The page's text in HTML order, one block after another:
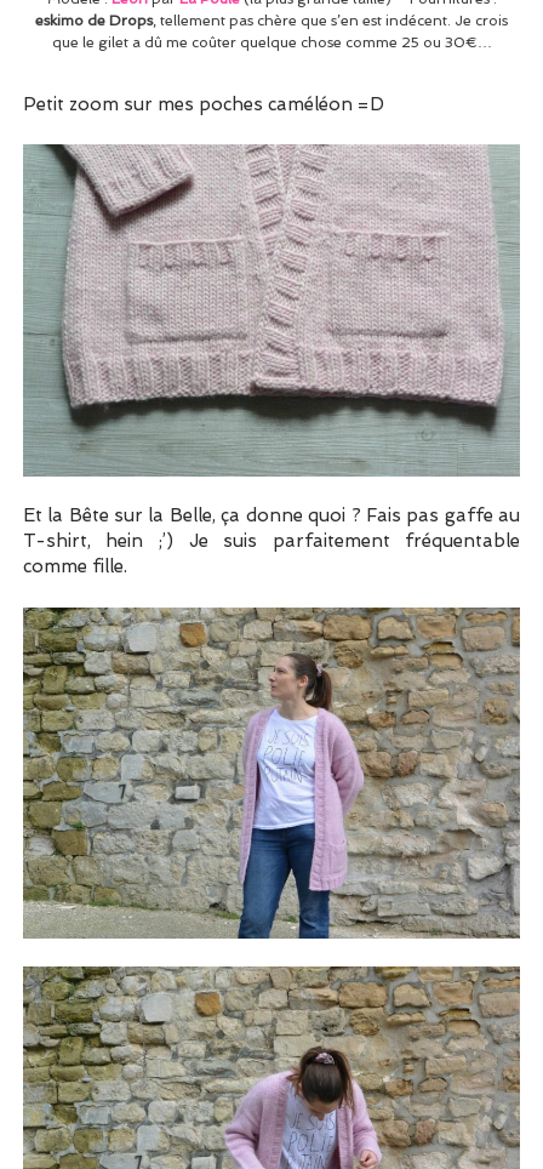
eskimo de Drops, tellement pas chère que s’en est indécent. Je crois
que le gilet a dû me coûter quelque chose comme 25 ou 30€…
Petit zoom sur mes poches caméléon =D
Et la Bête sur la Belle, ça donne quoi ? Fais pas gaffe au
T-shirt, hein ;’) Je suis parfaitement fréquentable
comme fille.